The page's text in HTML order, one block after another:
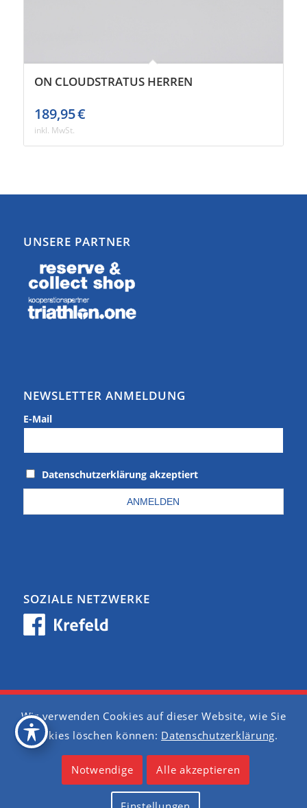
ON CLOUDSTRATUS HERREN
189,95€
inkl. MwSt.
UNSERE PARTNER
NEWSLETTER ANMELDUNG
E-Mail
Datenschutzerklärung akzeptiert
SOZIALE NETZWERKE
Barrierefreiheit
Datenschutzerklärung
Impressum
Wir verwenden Cookies auf dieser Website, wie Sie
Cookies löschen können: Datenschutzerklärung.
Notwendige Alle akzeptieren